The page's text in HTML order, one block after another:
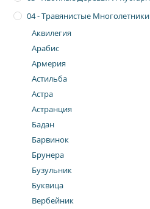
04 - Травянистые Многолетники
Аквилегия
Арабис
Армерия
Астильба
Астра
Астранция
Бадан
Барвинок
Брунера
Бузульник
Буквица
Вербейник